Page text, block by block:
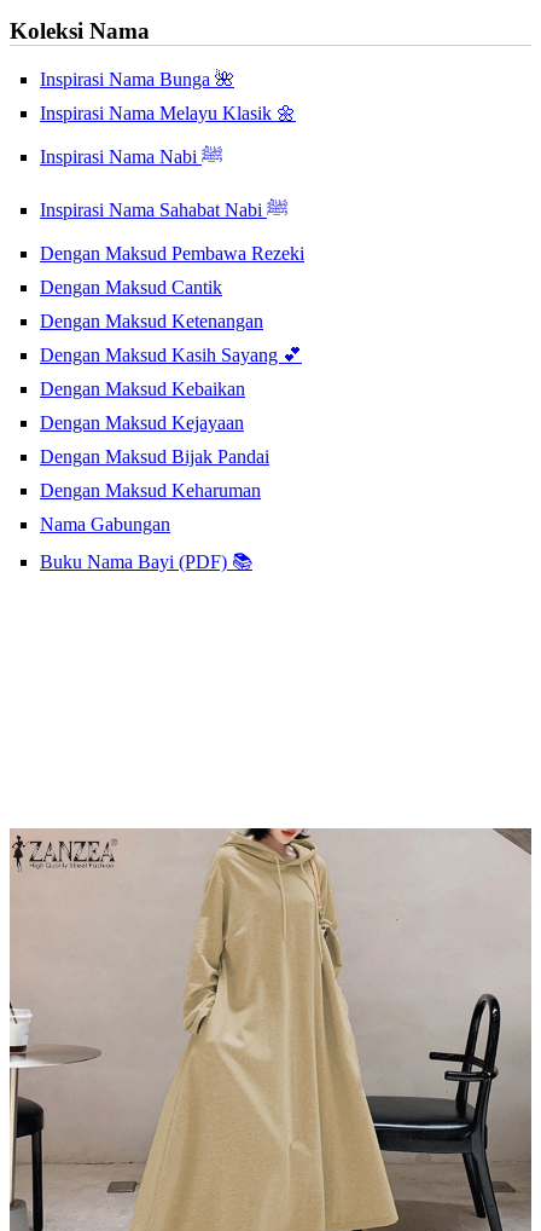
Koleksi Nama
Inspirasi Nama Bunga 🌺
Inspirasi Nama Melayu Klasik 🌼
Inspirasi Nama Nabi ﷺ
Inspirasi Nama Sahabat Nabi ﷺ
Dengan Maksud Pembawa Rezeki
Dengan Maksud Cantik
Dengan Maksud Ketenangan
Dengan Maksud Kasih Sayang 💕
Dengan Maksud Kebaikan
Dengan Maksud Kejayaan
Dengan Maksud Bijak Pandai
Dengan Maksud Keharuman
Nama Gabungan
Buku Nama Bayi (PDF) 📚